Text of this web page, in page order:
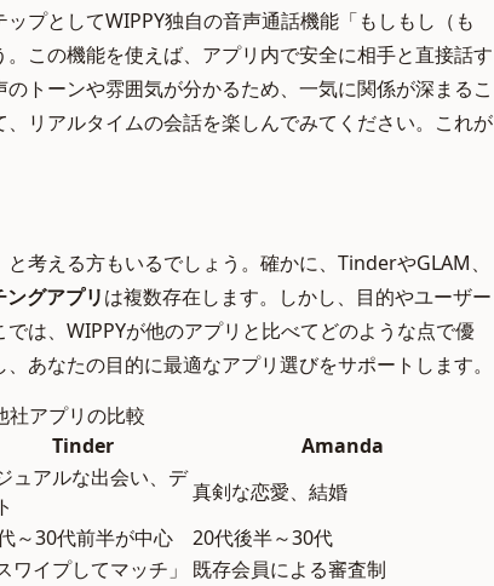
プとしてWIPPY独自の音声通話機能「もしもし（も
この機能を使えば、アプリ内で安全に相手と直接話す
トーンや雰囲気が分かるため、一気に関係が深まるこ
リアルタイムの会話を楽しんでみてください。これが
考える方もいるでしょう。確かに、TinderやGLAM、
グアプリは複数存在します。しかし、目的やユーザー
は、WIPPYが他のアプリと比べてどのような点で優
あなたの目的に最適なアプリ選びをサポートします。
社アプリの比較
Tinder
Amanda
ュアルな出会い、デ
真剣な恋愛、結婚
～30代前半が中心
20代後半～30代
ワイプしてマッチ」
既存会員による審査制